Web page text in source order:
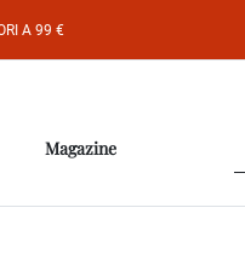
A 99 €
Magazine